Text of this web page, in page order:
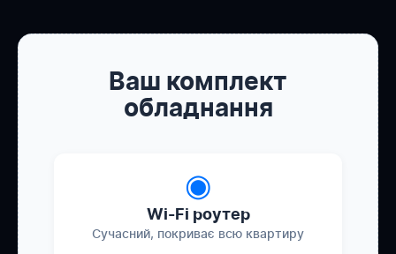
Ваш комплект
обладнання
◉
Wi-Fi роутер
Сучасний, покриває всю квартиру